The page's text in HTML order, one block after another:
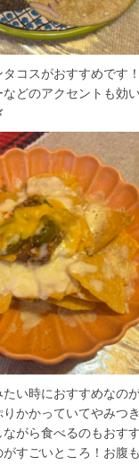
コスがおすすめです
どのアクセントも効
い時におすすめなの
かかっていてやみつ
がら食べるのもおす
すごいところ！お腹